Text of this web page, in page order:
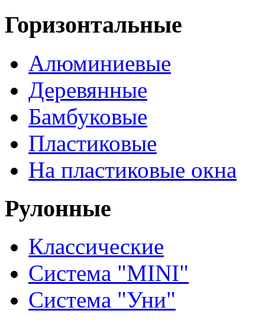
Горизонтальные
Алюминиевые
Деревянные
Бамбуковые
Пластиковые
На пластиковые окна
Рулонные
Классические
Система "MINI"
Система "Уни"